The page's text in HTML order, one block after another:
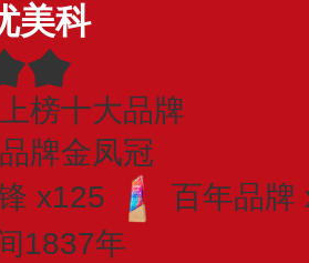
美科
榜十大品牌
牌金凤冠
x125
百年品牌
1837年